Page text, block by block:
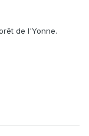
de l'Yonne.